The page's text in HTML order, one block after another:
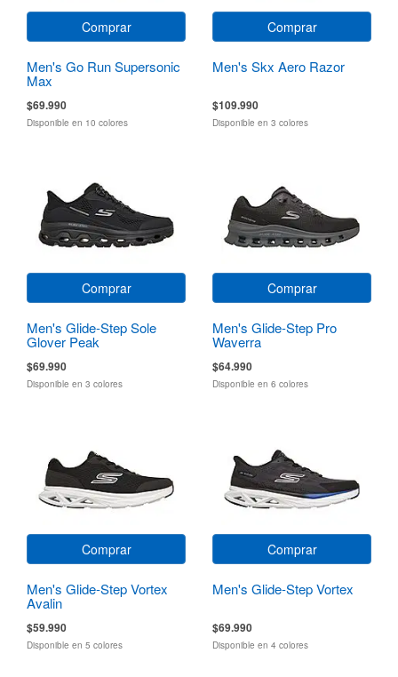
Comprar
Men's Go Run Supersonic
Max
$69.990
Disponible en 10 colores
Comprar
Men's Skx Aero Razor
$109.990
Disponible en 3 colores
Comprar
Men's Glide-Step Sole
Glover Peak
$69.990
Disponible en 3 colores
Comprar
Men's Glide-Step Pro
Waverra
$64.990
Disponible en 6 colores
Comprar
Men's Glide-Step Vortex
Avalin
$59.990
Disponible en 5 colores
Comprar
Men's Glide-Step Vortex
$69.990
Disponible en 4 colores